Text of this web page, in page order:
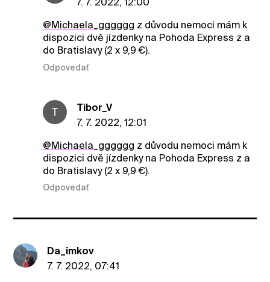
7. 7. 2022, 12:00
@Michaela_gggggg z důvodu nemoci mám k
dispozici dvě jízdenky na Pohoda Express z a
do Bratislavy (2 x 9,9 €).
Odpovedať
T
Tibor_V
7. 7. 2022, 12:01
@Michaela_gggggg z důvodu nemoci mám k
dispozici dvě jízdenky na Pohoda Express z a
do Bratislavy (2 x 9,9 €).
Odpovedať
Da_imkov
7. 7. 2022, 07:41